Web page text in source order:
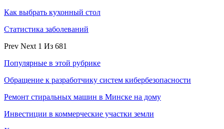
Как выбрать кухонный стол
Статистика заболеваний
Prev Next 1 Из 681
Популярные в этой рубрике
Обращение к разработчику систем кибербезопасности
Ремонт стиральных машин в Минске на дому
Инвестиции в коммерческие участки земли